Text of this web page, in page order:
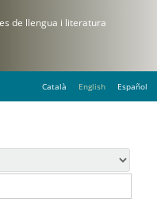
Català English Español